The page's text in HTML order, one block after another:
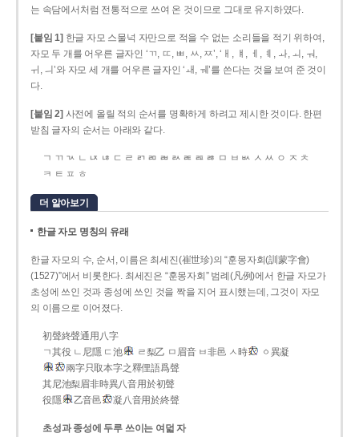
는 속담에서처럼 전통적으로 쓰여 온 것이므로 그대로 유지하였다.
[붙임 1] 한글 자모 스물넉 자만으로 적을 수 없는 소리들을 적기 위하여,
자모 두 개를 어우른 글자인 ‘ㄲ, ㄸ, ㅃ, ㅆ, ㅉ’, ‘ㅐ, ㅒ, ㅔ, ㅖ, ㅘ, ㅚ, ㅝ,
ㅟ, ㅢ’와 자모 세 개를 어우른 글자인 ‘ㅙ, ㅞ’를 쓴다는 것을 보여 준 것이
다.
[붙임 2] 사전에 올릴 적의 순서를 명확하게 하려고 제시한 것이다. 한편
받침 글자의 순서는 아래와 같다.
ㄱ ㄲ ㄳ ㄴ ㄵ ㄶ ㄷ ㄹ ㄺ ㄻ ㄼ ㄽ ㄾ ㄿ ㅀ ㅁ ㅂ ㅄ ㅅ ㅆ ㅇ ㅈ ㅊ
ㅋ ㅌ ㅍ ㅎ
더 알아보기
한글 자모 명칭의 유래
한글 자모의 수, 순서, 이름은 최세진(崔世珍)의 “훈몽자회(訓蒙字會)
(1527)”에서 비롯한다. 최세진은 “훈몽자회” 범례(凡例)에서 한글 자모가
초성에 쓰인 것과 종성에 쓰인 것을 짝을 지어 표시했는데, 그것이 자모
의 이름으로 이어졌다.
初聲終聲通用八字
ㄱ其役 ㄴ尼隱 ㄷ池
ㄹ梨乙 ㅁ眉音 ㅂ非邑 ㅅ時
ㆁ異凝
兩字只取本字之釋俚語爲聲
其尼池梨眉非時異八音用於初聲
役隱
乙音邑 凝八音用於終聲
초성과 종성에 두루 쓰이는 여덟 자